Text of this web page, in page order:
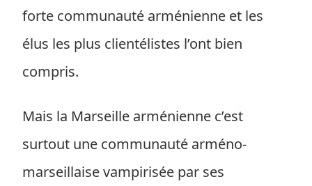
forte communauté arménienne et les
élus les plus clientélistes l’ont bien
compris.
Mais la Marseille arménienne c’est
surtout une communauté arméno-
marseillaise vampirisée par ses